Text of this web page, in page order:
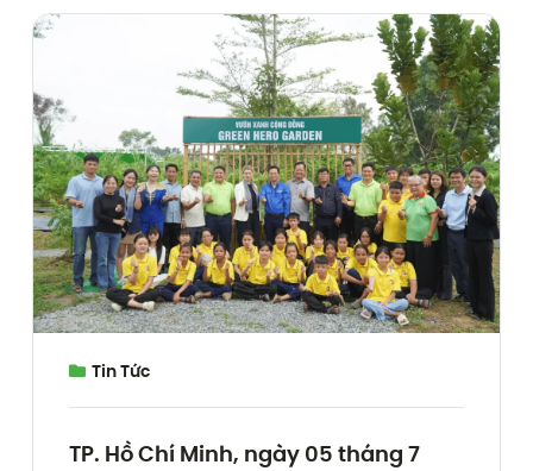
Tin Tức
TP. Hồ Chí Minh, ngày 05 tháng 7